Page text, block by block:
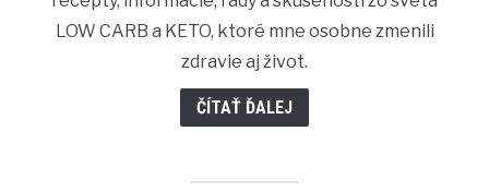
LOW CARB a KETO, ktoré mne osobne zmenili
zdravie aj život.
ČÍTAŤ ĎALEJ